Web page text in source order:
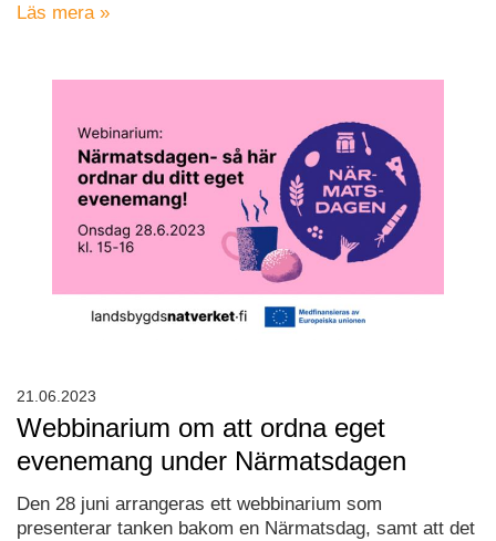
Läs mera »
Webbinarium om att ordna eget
evenemang under Närmatsdagen
Den 28 juni arrangeras ett webbinarium som
presenterar tanken bakom en Närmatsdag, samt att det
21.06.2023